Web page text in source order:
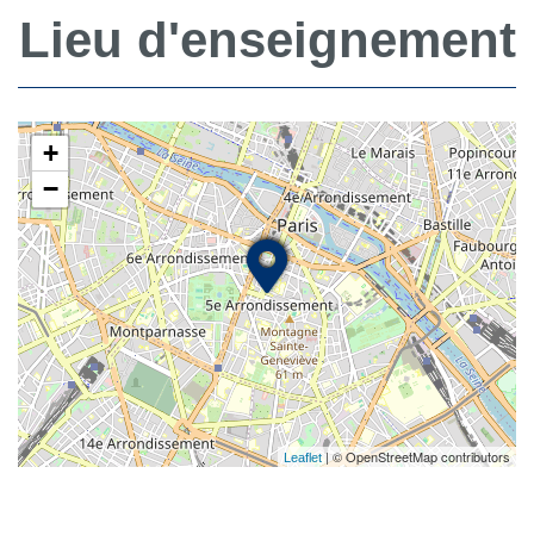
Lieu d'enseignement
+
−
Leaflet| © OpenStreetMap contributors